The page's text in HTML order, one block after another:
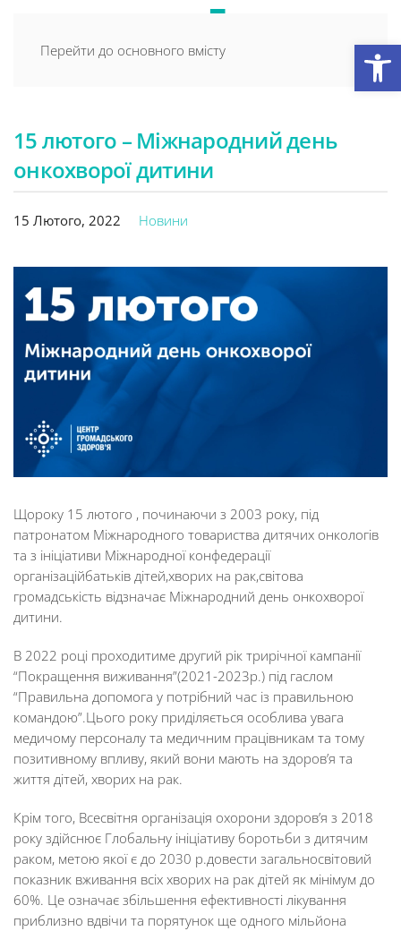
Перейти до основного вмісту
15 лютого – Міжнародний день
онкохворої дитини
15 Лютого, 2022 Новини
Щороку 15 лютого , починаючи з 2003 року, під
патронатом Міжнародного товариства дитячих онкологів
та з ініціативи Міжнародної конфедерації
організаційбатьків дітей,хворих на рак,світова
громадськість відзначає Міжнародний день онкохворої
дитини.
В 2022 році проходитиме другий рік трирічної кампанії
“Покращення виживання”(2021-2023р.) під гаслом
“Правильна допомога у потрібний час із правильною
командою”.Цього року приділяється особлива увага
медичому персоналу та медичним працівникам та тому
позитивному впливу, який вони мають на здоров’я та
життя дітей, хворих на рак.
Крім того, Всесвітня організація охорони здоров’я з 2018
року здійснює Глобальну ініціативу боротьби з дитячим
раком, метою якої є до 2030 р.довести загальносвітовий
показник вживання всіх хворих на рак дітей як мінімум до
60%. Це означає збільшення ефективності лікування
приблизно вдвічи та порятунок ще одного мільйона